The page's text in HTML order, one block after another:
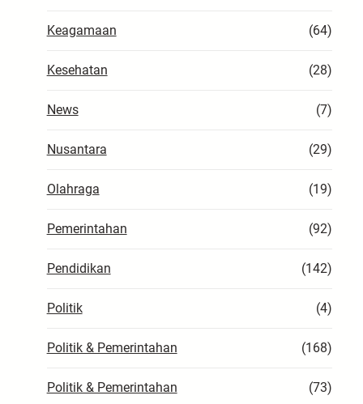
Keagamaan (64)
Kesehatan (28)
News (7)
Nusantara (29)
Olahraga (19)
Pemerintahan (92)
Pendidikan (142)
Politik (4)
Politik & Pemerintahan (168)
Politik & Pemerintahan (73)